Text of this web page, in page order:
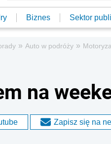
Biznes Sektor
» Auto w podróży »
na
Zapisz się na